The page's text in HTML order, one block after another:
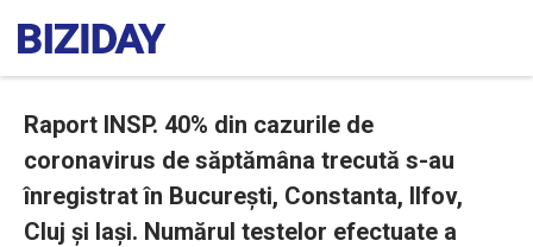
Raport INSP. 40% din cazurile de
coronavirus de săptămâna trecută s-au
înregistrat în București, Constanta, Ilfov,
Cluj și Iași. Numărul testelor efectuate a